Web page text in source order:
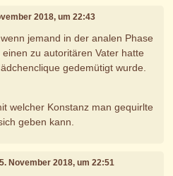
2018, um 22:43
jemand in der analen Phase
zu autoritären Vater hatte
gedemütigt wurde.
welcher Konstanz man gequirlte
geben kann.
November 2018, um 22:51